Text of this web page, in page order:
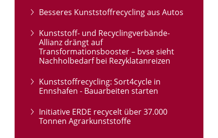
Besseres Kunststoffrecycling aus Autos
Kunststoff- und Recyclingverbände-
Allianz drängt auf
Transformationsbooster – bvse sieht
Nachholbedarf bei Rezyklatanreizen
Kunststoffrecycling: Sort4cycle in
Ennshafen - Bauarbeiten starten
Initiative ERDE recycelt über 37.000
Tonnen Agrarkunststoffe